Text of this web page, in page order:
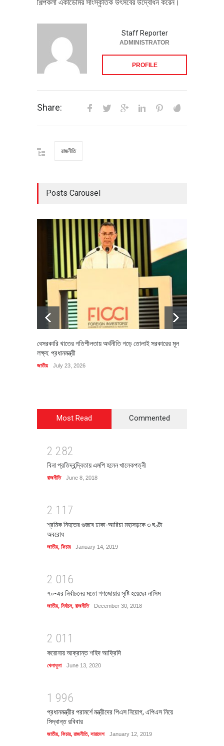
শিল্পকলা একাডেমির সাংস্কৃতিক উৎসবের উদ্বোধন করেন।
Staff Reporter
ADMINISTRATOR
PROFILE
Share:
রাজনীতি
Posts Carousel
বেসরকারি খাতের গতিশীলতায় অর্থনীতি গড়ে তোলাই সরকারের মূল
লক্ষ্য: প্রধানমন্ত্রী
জাতীয় July 23, 2026
Most Read Commented
2 282
বিনা প্রতিদ্বন্দ্বিতায় এমপি হলেন খালেকপত্নী
রাজনীতি June 8, 2018
2 1 1 7
শ্রমিক নিহতের গুজবে ঢাকা-আরিচা মহাসড়কে ৩ ঘণ্টা
অবরোধ
জাতীয়, ফিচার January 14, 2019
2 01 6
৭০-এর নির্বাচনের মতো গণজোয়ার সৃষ্টি হয়েছেঃ নাসিম
জাতীয়, নির্বাচন, রাজনীতি December 30, 2018
2 01 1
করোনায় আক্রান্ত শহিদ আফ্রিদি
খেলাধুলা June 13, 2020
1 996
প্রধানমন্ত্রীর পরামর্শে মন্ত্রীদের পিএস নিয়োগ, এপিএস নিয়ে
সিদ্ধান্ত রবিবার
জাতীয়, ফিচার, রাজনীতি, সারাদেশ January 12, 2019